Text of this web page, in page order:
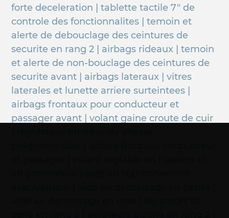
forte deceleration | tablette tactile 7" de
controle des fonctionnalites | temoin et
alerte de debouclage des ceintures de
securite en rang 2 | airbags rideaux | temoin
et alerte de non-bouclage des ceintures de
securite avant | airbags lateraux | vitres
laterales et lunette arriere surteintees |
airbags frontaux pour conducteur et
passager avant | volant gaine croute de cuir